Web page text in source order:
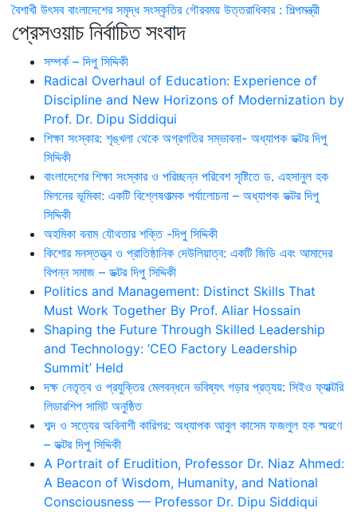
বৈশাখী উৎসব বাংলাদেশের সমৃদ্ধ সংস্কৃতির গৌরবময় উত্তরাধিকার : শিল্পমন্ত্রী
প্রেসওয়াচ নির্বাচিত সংবাদ
সম্পর্ক – দিপু সিদ্দিকী
Radical Overhaul of Education: Experience of
Discipline and New Horizons of Modernization by
Prof. Dr. Dipu Siddiqui
শিক্ষা সংস্কার: শৃঙ্খলা থেকে অগ্রগতির সম্ভাবনা- অধ্যাপক ডক্টর দিপু
সিদ্দিকী
বাংলাদেশের শিক্ষা সংস্কার ও পরিচ্ছন্ন পরিবেশ সৃষ্টিতে ড. এহসানুল হক
মিলনের ভূমিকা: একটি বিশ্লেষণাত্মক পর্যালোচনা – অধ্যাপক ডক্টর দিপু
সিদ্দিকী
অহমিকা বনাম যৌথতার শক্তি -দিপু সিদ্দিকী
কিশোর মনস্তত্ত্ব ও প্রাতিষ্ঠানিক দেউলিয়াত্ব: একটি জিডি এবং আমাদের
বিপন্ন সমাজ – ডক্টর দিপু সিদ্দিকী
Politics and Management: Distinct Skills That
Must Work Together By Prof. Aliar Hossain
Shaping the Future Through Skilled Leadership
and Technology: ‘CEO Factory Leadership
Summit’ Held
দক্ষ নেতৃত্ব ও প্রযুক্তির মেলবন্ধনে ভবিষ্যৎ গড়ার প্রত্যয়: সিইও ফ্যাক্টরি
লিডারশিপ সামিট অনুষ্ঠিত
শব্দ ও সত্যের অবিনাশী কারিগর: অধ্যাপক আবুল কাসেম ফজলুল হক স্মরণে
– ডক্টর দিপু সিদ্দিকী
A Portrait of Erudition, Professor Dr. Niaz Ahmed:
A Beacon of Wisdom, Humanity, and National
Consciousness — Professor Dr. Dipu Siddiqui